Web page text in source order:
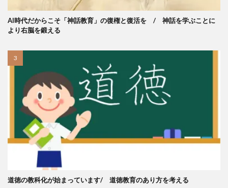
AI時代だからこそ「神話教育」の復権と復活を / 神話を学ぶことに
より右脳を鍛える
道徳の教科化が始まっています/ 道徳教育のあり方を考える